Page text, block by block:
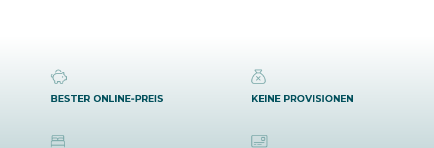
BESTER ONLINE-PREIS KEINE PROVISIONEN